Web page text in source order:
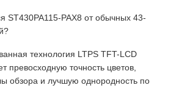
ST430PA115-PAX8 от обычных 43-
технология LTPS TFT-LCD
превосходную точность цветов,
обзора и лучшую однородность по